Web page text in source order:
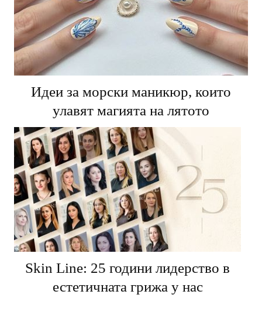
Идеи за морски маникюр, които
улавят магията на лятото
Skin Line: 25 години лидерство в
естетичната грижа у нас